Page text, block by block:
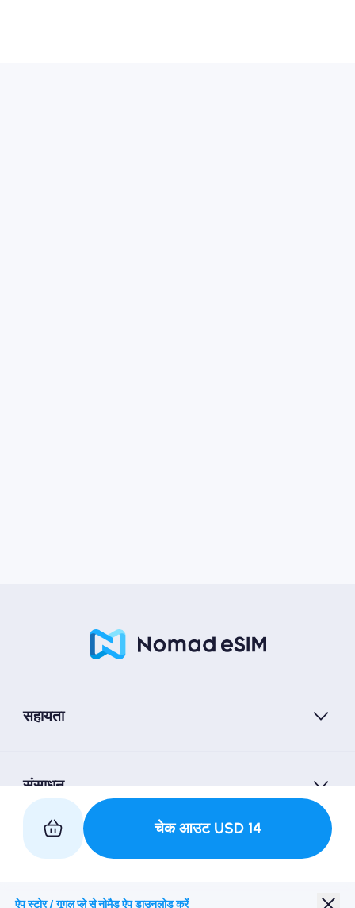
चेक आउट USD 14
सहायता
संसाधन
हमारे साथ साथी
ऐप स्टोर / गूगल प्ले से नोमैड ऐप डाउनलोड करें